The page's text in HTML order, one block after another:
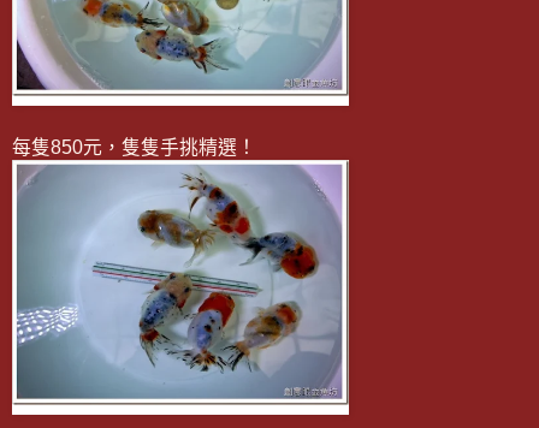
每隻850元，隻隻手挑精選！